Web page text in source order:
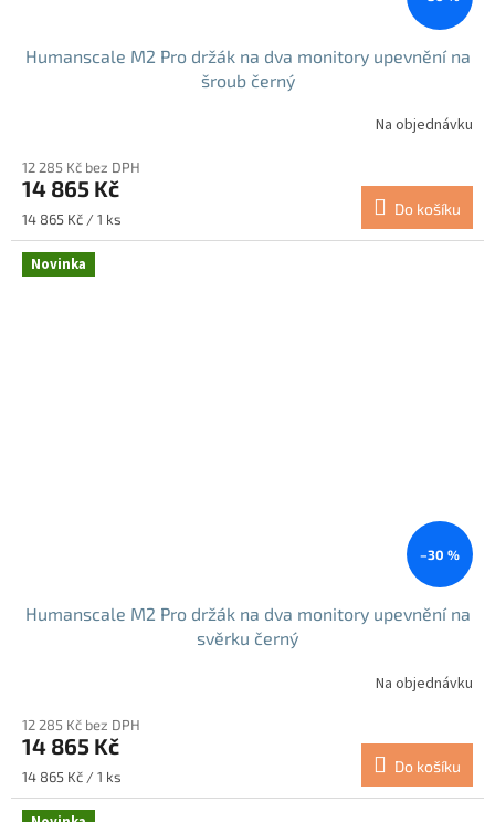
Humanscale M2 Pro držák na dva monitory upevnění na
šroub černý
Na objednávku
12 285 Kč bez DPH
14 865 Kč
Měrná
cena:
14 865 Kč / 1 ks
Do košíku
Novinka
–30 %
Humanscale M2 Pro držák na dva monitory upevnění na
svěrku černý
Na objednávku
12 285 Kč bez DPH
14 865 Kč
Měrná
cena:
14 865 Kč / 1 ks
Do košíku